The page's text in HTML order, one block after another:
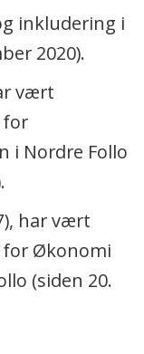
inkludering i
2020).
vært
i Nordre Follo
har vært
Økonomi
(siden 20.